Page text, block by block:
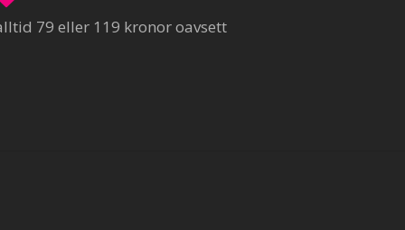
79 eller 119 kronor oavsett